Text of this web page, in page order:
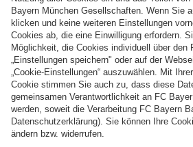
UNSERE MASKOTTCHEN
Berni,
Mia
und
Ben
ALLIANZ ARENA
FC
Bayern
KIDS
CLUB-
Zone
EVENTANMELDUNG
KIDS
CLUB-
Fußballcamps
MYFCBAYERN
Entdecke
deinen
persönlichen
Fanbereich